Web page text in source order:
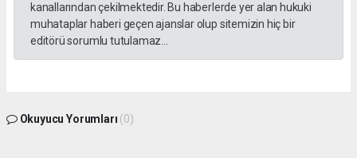
kanallarından çekilmektedir. Bu haberlerde yer alan hukuki
muhataplar haberi geçen ajanslar olup sitemizin hiç bir
editörü sorumlu tutulamaz...
Okuyucu Yorumları (0)